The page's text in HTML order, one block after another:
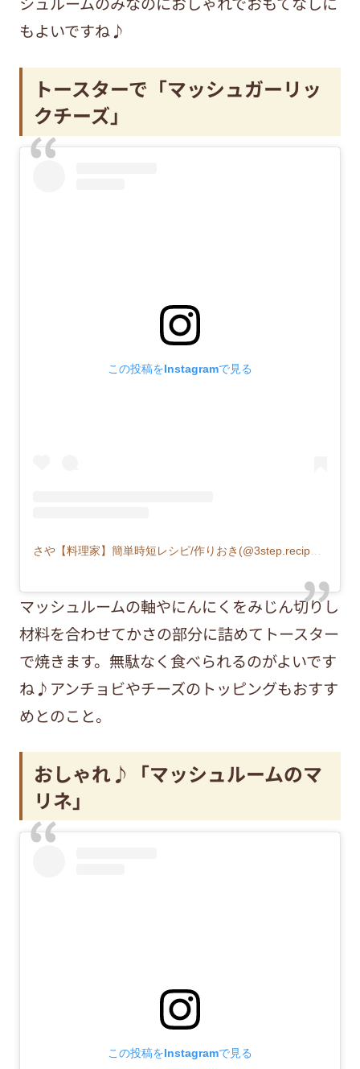
もよいですね♪
トースターで「マッシュガーリッ
クチーズ」
この投稿をInstagramで見る
さや【料理家】簡単時短レシピ/作りおき(@3step.recipe)がシェアした投稿
マッシュルームの軸やにんにくをみじん切りし
材料を合わせてかさの部分に詰めてトースター
で焼きます。無駄なく食べられるのがよいです
ね♪アンチョビやチーズのトッピングもおすす
めとのこと。
おしゃれ♪「マッシュルームのマ
リネ」
この投稿をInstagramで見る